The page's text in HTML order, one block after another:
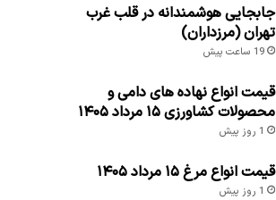
جابجایی هوشمندانه در قلب غرب
تهران (مرزداران)
19 ساعت پیش
قیمت انواع نهاده های دامی و
محصولات کشاورزی ۱۵ مرداد ۱۴۰۵
1 روز پیش
قیمت انواع مرغ ۱۵ مرداد ۱۴۰۵
1 روز پیش